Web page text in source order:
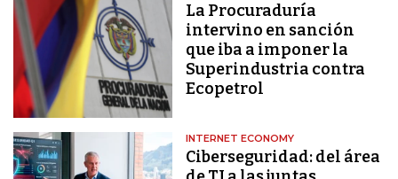
La Procuraduría
intervino en sanción
que iba a imponer la
Superindustria contra
Ecopetrol
INTERNET ECONOMY
Ciberseguridad: del área